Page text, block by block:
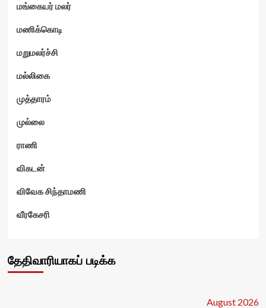
மங்கையர் மலர்
மணிக்கொடி
மறுமலர்ச்சி
மல்லிகை
முத்தாரம்
முல்லை
ராணி
விகடன்
விவேக சிந்தாமணி
வீரகேசரி
தேதிவாரியாகப் படிக்க
August 2026